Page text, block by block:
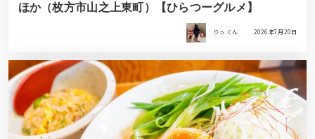
ほか（枚方市山之上東町）【ひらつーグルメ】
りっ くん 2026年7月20日